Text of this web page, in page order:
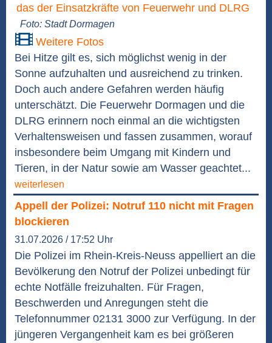
Foto: Stadt Dormagen
Weitere Fotos
Bei Hitze gilt es, sich möglichst wenig in der
Sonne aufzuhalten und ausreichend zu trinken.
Doch auch andere Gefahren werden häufig
unterschätzt. Die Feuerwehr Dormagen und die
DLRG erinnern noch einmal an die wichtigsten
Verhaltensweisen und fassen zusammen, worauf
insbesondere beim Umgang mit Kindern und
Tieren, in der Natur sowie am Wasser geachtet...
weiterlesen
Appell der Polizei: Notruf 110 nicht mit Fragen
blockieren
31.07.2026 / 17:52 Uhr
Die Polizei im Rhein-Kreis-Neuss appelliert an die
Bevölkerung den Notruf der Polizei unbedingt für
echte Notfälle freizuhalten. Für Fragen,
Beschwerden und Anregungen steht die
Telefonnummer 02131 3000 zur Verfügung. In der
jüngeren Vergangenheit kam es bei größeren